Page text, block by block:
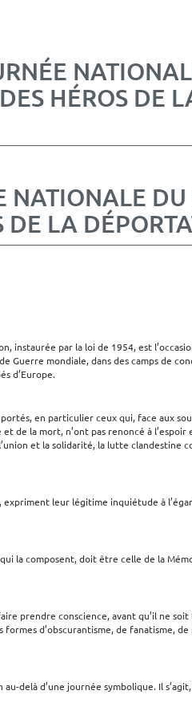
HÉROS DE
NATIONALE
DE LA
instaurée par la loi de 1954, est
Guerre mondiale, dans des camps de
d’Europe.
en particulier ceux qui, face aux
la mort, n’ont pas renoncé à l’espoir
et la solidarité, la lutte clandestine
leur légitime inquiétude à
la composent, doit être celle de la
prendre conscience, avant qu’il ne
d’obscurantisme, de fanatisme, de
delà d’une journée symbolique. Il